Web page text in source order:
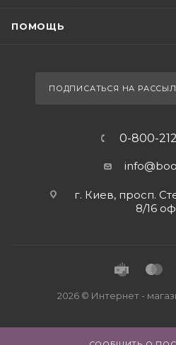
ПОМОЩЬ
ПОДПИСАТЬСЯ НА
0-800-
г. Киев, просп.
8/16
2026 © Интернет -